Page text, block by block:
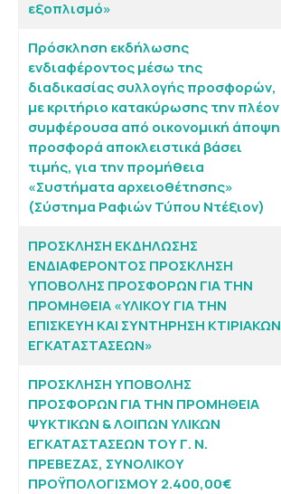
εξοπλισμό»
Πρόσκληση εκδήλωσης
ενδιαφέροντος μέσω της
διαδικασίας συλλογής προσφορών,
με κριτήριο κατακύρωσης την πλέον
συμφέρουσα από οικονομική άποψη
προσφορά αποκλειστικά βάσει
τιμής, για την προμήθεια
«Συστήματα αρχειοθέτησης»
(Σύστημα Ραφιών Τύπου Ντέξιον)
ΠΡΟΣΚΛΗΣΗ ΕΚΔΗΛΩΣΗΣ
ΕΝΔΙΑΦΕΡΟΝΤΟΣ ΠΡΟΣΚΛΗΣΗ
ΥΠΟΒΟΛΗΣ ΠΡΟΣΦΟΡΩΝ ΓΙΑ ΤΗΝ
ΠΡΟΜΗΘΕΙΑ «ΥΛΙΚΟΥ ΓΙΑ ΤΗΝ
ΕΠΙΣΚΕΥΗ ΚΑΙ ΣΥΝΤΗΡΗΣΗ ΚΤΙΡΙΑΚΩΝ
ΕΓΚΑΤΑΣΤΑΣΕΩΝ»
ΠΡΟΣΚΛΗΣΗ ΥΠΟΒΟΛΗΣ
ΠΡΟΣΦΟΡΩΝ ΓΙΑ ΤΗΝ ΠΡΟΜΗΘΕΙΑ
ΨΥΚΤΙΚΩΝ & ΛΟΙΠΩΝ ΥΛΙΚΩΝ
ΕΓΚΑΤΑΣΤΑΣΕΩΝ ΤΟΥ Γ. Ν.
ΠΡΕΒΕΖΑΣ, ΣΥΝΟΛΙΚΟΥ
ΠΡΟΫΠΟΛΟΓΙΣΜΟΥ 2.400,00€